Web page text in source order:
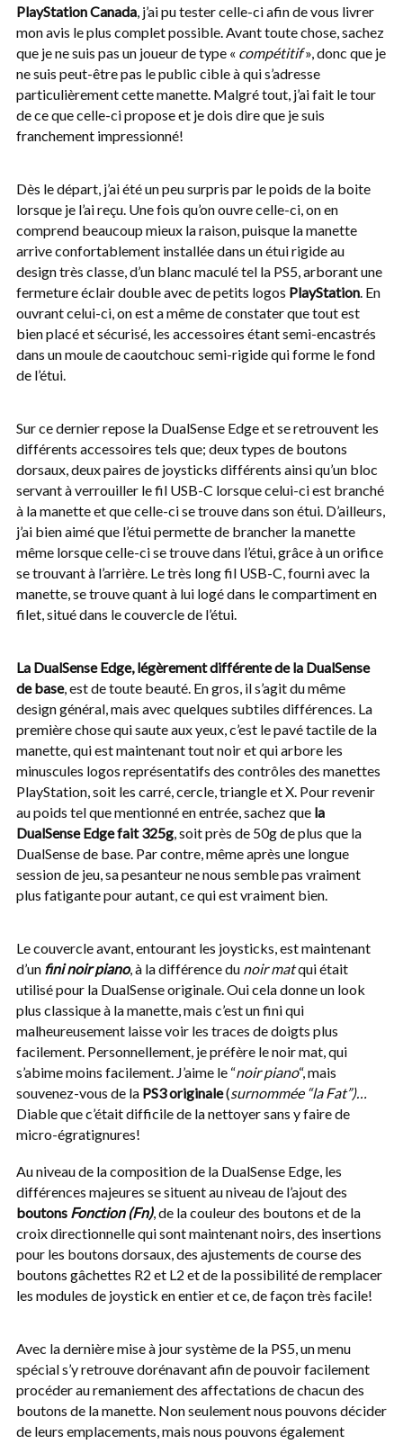
PlayStation Canada , j’ai pu tester celle-ci afin de vous livrer
mon avis le plus complet possible. Avant toute chose, sachez
que je ne suis pas un joueur de type « compétitif», donc que je
ne suis peut-être pas le public cible à qui s’adresse
particulièrement cette manette. Malgré tout, j’ai fait le tour
de ce que celle-ci propose et je dois dire que je suis
franchement impressionné!
Dès le départ, j’ai été un peu surpris par le poids de la boite
lorsque je l’ai reçu. Une fois qu’on ouvre celle-ci, on en
comprend beaucoup mieux la raison, puisque lamanette
arrive confortablement installée dans un étui rigide au
design très classe, d’un blanc maculé tel la PS5, arborant une
fermeture éclair double avec de petits logos PlayStation En
ouvrant celui-ci, on est a même de constater que tout est
bien placé et sécurisé, les accessoires étant semi-encastrés
dans un moule de caoutchouc semi-rigide qui forme le fond
de l’étui.
Sur ce dernier repose la DualSense Edge et se retrouvent les
différents accessoires tels que; deux types de boutons
dorsaux, deux paires de joysticks différents ainsi qu’un bloc
servant à verrouiller le fil USB-C lorsque celui-ci est branché
à la manette et que celle-ci se trouve dans son étui. D’ailleurs,
j’ai bien aimé que l’étui permette de brancher la manette
même lorsque celle-ci se trouve dans l’étui, grâce à un orifice
se trouvant à l’arrière. Le très long fil USB-C, fourni avec la
manette, se trouve quant à lui logé dans le compartiment en
filet, situé dans le couvercle de l’étui.
La DualSense Edge, légèrement différente de la DualSense
de base, est de toute beauté. En gros, il s’agit du même
design général, mais avec quelques subtiles différences. La
première chose qui saute aux yeux, c’est le pavé tactile de la
manette, qui est maintenant tout noir et qui arbore les
minuscules logos représentatifs des contrôles des manettes
PlayStation, soit les carré, cercle, triangle et X. Pour revenir
au poids tel que mentionné en entrée, sachez que la
DualSense Edge fait 325g , soit près de 50g de plus que la
DualSense de base. Par contre, même après une longue
session de jeu, sa pesanteur ne nous semble pas vraiment
plus fatigante pour autant, ce qui est vraiment bien.
Le couvercle avant, entourant les joysticks, est maintenant
d’un fini noir piano, à la différence du noir matqui était
utilisé pour la DualSense originale. Oui cela donne un look
plus classique à la manette, mais c’est un fini qui
malheureusement laisse voir les traces de doigts plus
facilement. Personnellement, je préfère le noir mat, qui
s’abime moins facilement. J’aime le “noir piano“, mais
souvenez-vous de la PS3 originale(surnommée “la Fat”)…
Diable que c’était difficile de la nettoyer sans y faire de
micro-égratignures!
Au niveau de la composition de la DualSense Edge, les
différences majeures se situent au niveau de l’ajout des
boutons Fonction (Fn), de la couleur des boutons et de la
croix directionnelle qui sont maintenant noirs, des insertions
pour les boutons dorsaux, des ajustements de course des
boutons gâchettes R2 et L2 et de la possibilité de remplacer
les modules de joystick en entier et ce, de façon très facile!
Avec la dernière mise à jour système de la PS5, un menu
spécial s’y retrouve dorénavant afin de pouvoir facilement
procéder au remaniement des affectations de chacun des
boutons de la manette. Non seulement nous pouvons décider
de leurs emplacements, mais nous pouvons également